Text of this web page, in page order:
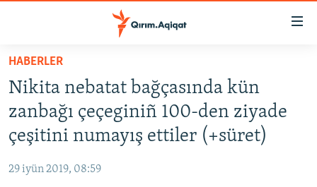
Esas
qaytmaq
Baş
navigatsiyağa
qaytmaq
Qıdıruvğa
qaytmaq
HABERLER
SİYASET
İQTİSADİYAT
MEDENİYET
HABERLER
Nikita nebatat bağçasında kün
zanbağı çeçeginiñ 100-den ziyade
çeşitini numayış ettiler (+süret)
29 iyün 2019, 08:59